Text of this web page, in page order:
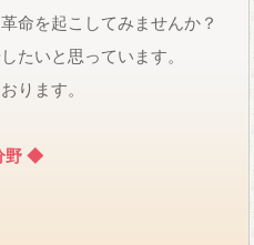
命を起こしてみませんか？
たいと思っています。
ります。
野 ◆